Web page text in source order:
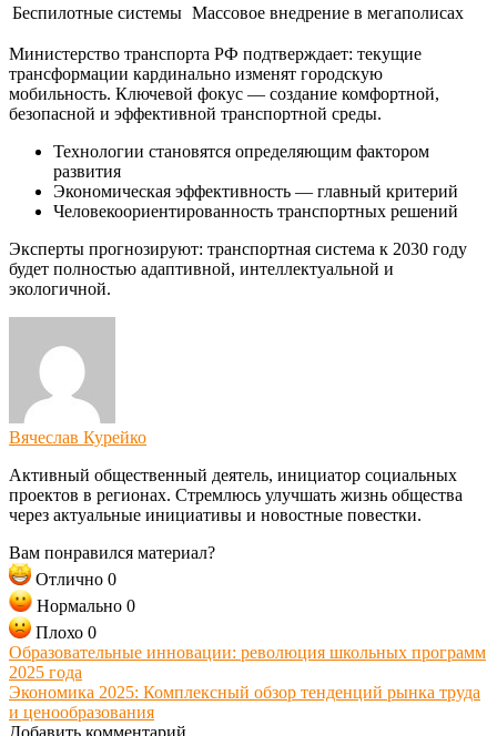
Беспилотные системы Массовое внедрение в мегаполисах
Министерство транспорта РФ подтверждает: текущие
трансформации кардинально изменят городскую
мобильность. Ключевой фокус — создание комфортной,
безопасной и эффективной транспортной среды.
Технологии становятся определяющим фактором
развития
Экономическая эффективность — главный критерий
Человекоориентированность транспортных решений
Эксперты прогнозируют: транспортная система к 2030 году
будет полностью адаптивной, интеллектуальной и
экологичной.
Вячеслав Курейко
Активный общественный деятель, инициатор социальных
проектов в регионах. Стремлюсь улучшать жизнь общества
через актуальные инициативы и новостные повестки.
Вам понравился материал?
Отлично 0
Нормально 0
Плохо 0
Образовательные инновации: революция школьных программ
2025 года
Экономика 2025: Комплексный обзор тенденций рынка труда
и ценообразования